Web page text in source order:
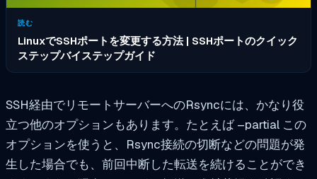
読む
LinuxでSSHポートを変更する方法 | SSHポートのクイック
ステップバイステップガイド
SSH経由でリモートサーバーへのRsyncには、かなり役
立つ他のオプションもあります。たとえば–partial この
オプションを使うと、Rsync接続の切断などの問題が発
生した場合でも、前回中断した転送を続けることができ